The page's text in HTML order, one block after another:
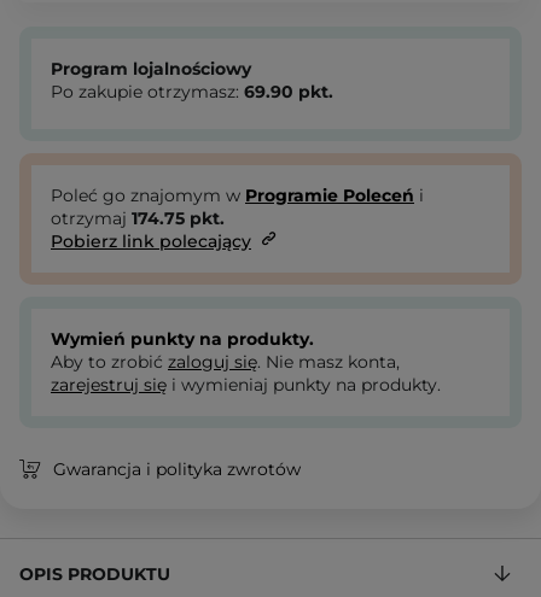
Program lojalnościowy
Po zakupie otrzymasz: 69.90 pkt.
Poleć go znajomym w Programie Poleceń i
otrzymaj 174.75 pkt.
Pobierz link polecający
Wymień punkty na produkty.
Aby to zrobić zaloguj się. Nie masz konta,
zarejestruj się i wymieniaj punkty na produkty.
Gwarancja i polityka zwrotów
OPIS PRODUKTU